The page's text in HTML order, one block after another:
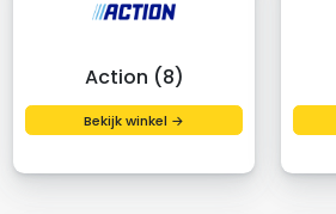
Action (8)
Bekijk winkel →